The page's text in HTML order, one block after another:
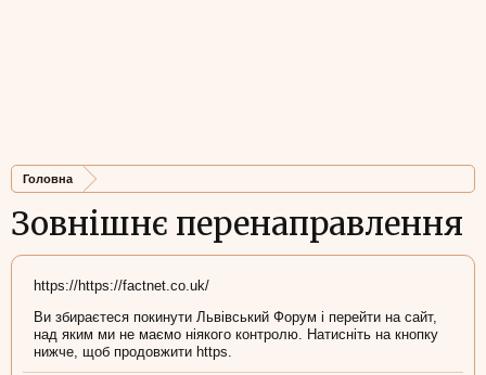
Головна
Зовнішнє перенаправлення
https://https://factnet.co.uk/
Ви збираєтеся покинути Львівський Форум і перейти на сайт,
над яким ми не маємо ніякого контролю. Натисніть на кнопку
нижче, щоб продовжити https.